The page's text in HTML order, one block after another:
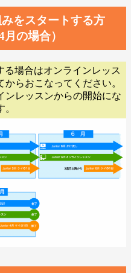
をスタートする方
月の場合）
る場合はオンラインレッス
らおこなってください。
ンレッスンからの開始にな
。